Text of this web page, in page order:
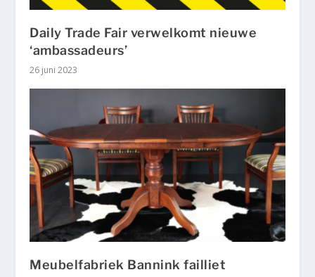
Daily Trade Fair verwelkomt nieuwe
‘ambassadeurs’
26 juni 2023
Meubelfabriek Bannink failliet